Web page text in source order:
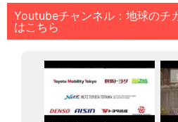
Youtubeチャンネル：地球の
はこちら